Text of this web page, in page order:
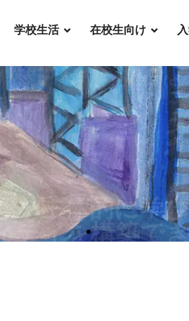
学校生活 在校生向け
を主体的に学
ティを構築で
WELCOME TO OUR SCHOOL
学校行事とイベント